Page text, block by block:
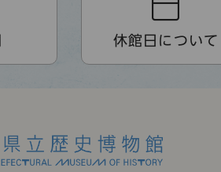
休館日について